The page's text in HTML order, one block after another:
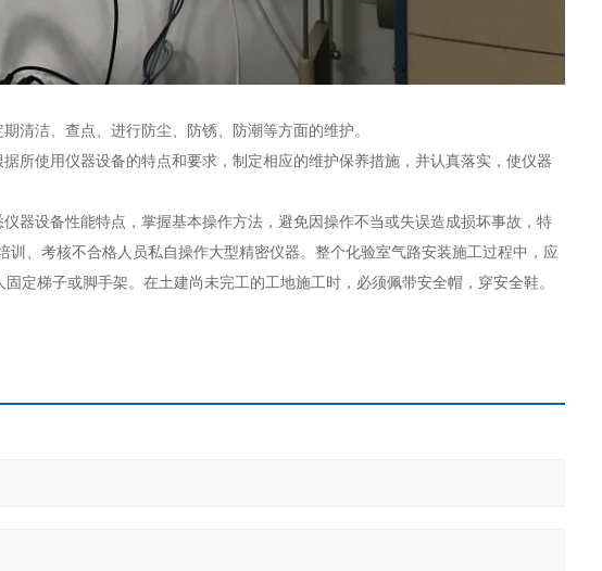
洁、查点、进行防尘、防锈、防潮等方面的维护。
使用仪器设备的特点和要求，制定相应的维护保养措施，并认真落实，使仪器
设备性能特点，掌握基本操作方法，避免因操作不当或失误造成损坏事故，特
、考核不合格人员私自操作大型精密仪器。 整个化验室气路安装施工过程中，应
定梯子或脚手架。在土建尚未完工的工地施工时，必须佩带安全帽，穿安全鞋。